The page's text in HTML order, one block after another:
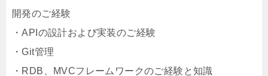
開発のご経験
・APIの設計および実装のご経験
・Git管理
・RDB、MVCフレームワークのご経験と知識